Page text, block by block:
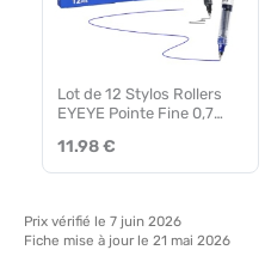
Lot de 12 Stylos Rollers
EYEYE Pointe Fine 0,7
Séchage Rapide
11.98 €
Prix vérifié le 7 juin 2026
Fiche mise à jour le 21 mai 2026